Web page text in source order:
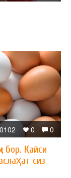
0
0
бор. Қайси
сиз